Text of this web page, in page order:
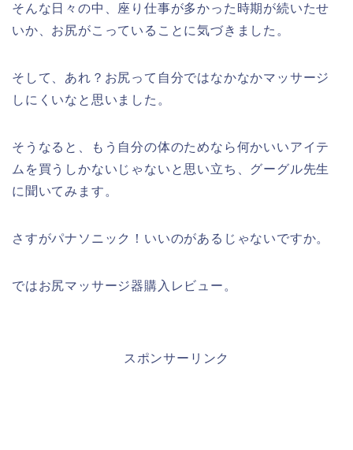
そんな日々の中、座り仕事が多かった時期が続いたせ
いか、お尻がこっていることに気づきました。
そして、あれ？お尻って自分ではなかなかマッサージ
しにくいなと思いました。
そうなると、もう自分の体のためなら何かいいアイテ
ムを買うしかないじゃないと思い立ち、グーグル先生
に聞いてみます。
さすがパナソニック！いいのがあるじゃないですか。
ではお尻マッサージ器購入レビュー。
スポンサーリンク